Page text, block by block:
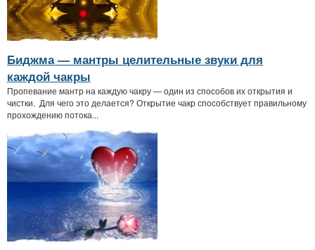
Биджма — мантры целительные звуки для
каждой чакры
Пропевание мантр на каждую чакру — один из способов их открытия и
чистки. Для чего это делается? Открытие чакр способствует правильному
прохождению потока...